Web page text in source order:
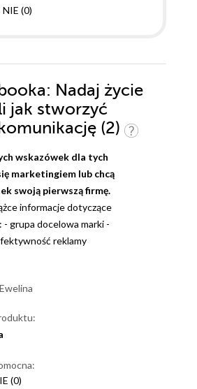
NIE (0)
: Nadaj życie
jak stworzyć
(2)
wskazówek dla tych
marketingiem lub chcą
swoją pierwszą firmę.
informacje dotyczące
grupa docelowa marki -
reklamy
(0)